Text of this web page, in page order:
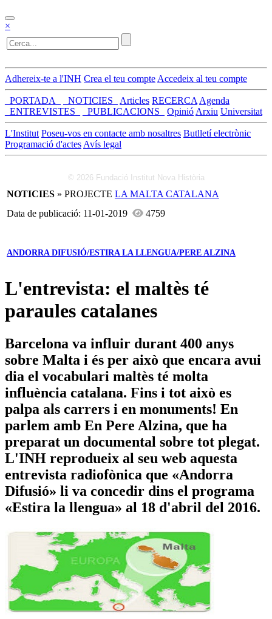
×
Adhereix-te a l'INH Crea el teu compte Accedeix al teu compte
_PORTADA_ _NOTICIES_ Articles RECERCA Agenda
_ENTREVISTES_
_PUBLICACIONS_ Opinió Arxiu Universitat
L'Institut Poseu-vos en contacte amb nosaltres Butlletí electrònic
Programació d'actes Avís legal
© 2026 Fundació Institut Nova Història
NOTICIES » PROJECTE LA MALTA CATALANA
Data de publicació: 11-01-2019
4759
ANDORRA DIFUSIÓ/ESTIRA LA LLENGUA/PERE ALZINA
L'entrevista: el maltès té
paraules catalanes
Barcelona va influir durant 400 anys
sobre Malta i és per això que encara avui
dia el vocabulari maltès té molta
influència catalana. Fins i tot això es
palpa als carrers i en monuments! En
parlem amb En Pere Alzina, que ha
preparat un documental sobre tot plegat.
L'INH reprodueix al seu web aquesta
entrevista radiofònica que «Andorra
Difusió» li va concedir dins el programa
«Estira la llengua» al 18 d'abril del 2016.